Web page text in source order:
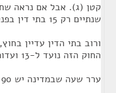
קטן (ג). אבל אם נראה
שנתיים רק 15 בתי דין בפנים
ורוב בתי הדין עדיין
החוק הזה נועד ל-13 ועדות
ערר שעה שבמדינה יש 90 בתי דין מי נהלי ים וועדות ערר?